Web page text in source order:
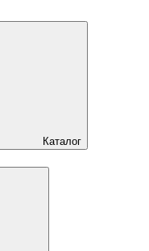
Каталог